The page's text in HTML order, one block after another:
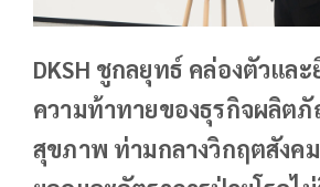
DKSH ชูกลยุทธ์ คล่องตัวแล
ความท้าทายของธุรกิจผลิต
สุขภาพ ท่ามกลางวิกฤตสังค